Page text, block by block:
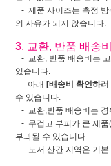
- 제품 사이즈는 측정 방
의 사유가 되지 않습니다.
3. 교환, 반품 배송
- 교환, 반품 배송비는
있습니다.
아래 [배송비 확인하러
수 있습니다.
- 교환,반품 배송비는 경
- 무겁고 부피가 큰 제품
부과될 수 있습니다.
- 도서 산간 지역은 기본